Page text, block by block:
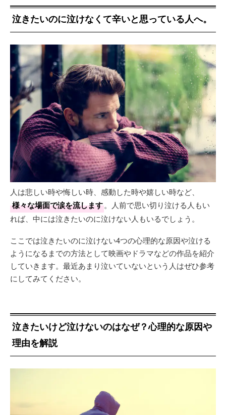
泣きたいのに泣けなくて辛いと思っている人へ。
人は悲しい時や悔しい時、感動した時や嬉しい時など、
様々な場面で涙を流します。人前で思い切り泣ける人もい
れば、中には泣きたいのに泣けない人もいるでしょう。
ここでは泣きたいのに泣けない4つの心理的な原因や泣ける
ようになるまでの方法として映画やドラマなどの作品を紹介
していきます。最近あまり泣いていないという人はぜひ参考
にしてみてください。
泣きたいけど泣けないのはなぜ？心理的な原因や
理由を解説